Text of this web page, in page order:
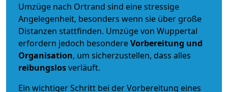
Umzüge nach Ortrand sind eine stressige
Angelegenheit, besonders wenn sie über große
Distanzen stattfinden. Umzüge von Wuppertal
erfordern jedoch besondereVorbereitung und
Organisation, um sicherzustellen, dass alles
reibungslosverläuft.
Ein wichtiger Schritt bei der Vorbereitung eines